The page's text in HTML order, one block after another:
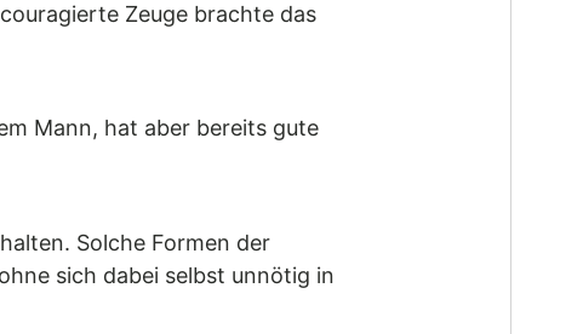
Zeuge brachte das
Mann, hat aber bereits gute
Solche Formen der
sich dabei selbst unnötig in